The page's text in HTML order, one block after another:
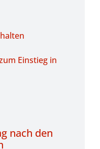
Einstieg in
nach den